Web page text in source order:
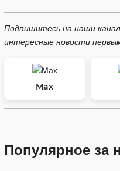
Подпишитесь на наши
интересные новости
Max
Популярное за